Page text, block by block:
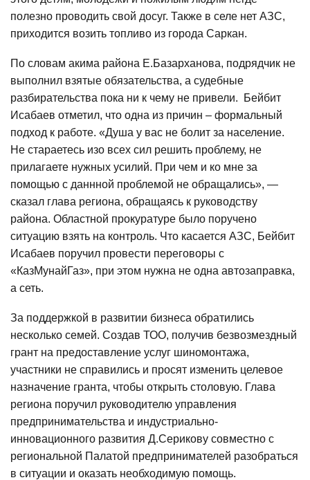
полезно проводить свой досуг. Также в селе нет АЗС,
приходится возить топливо из города Саркан.
По словам акима района Е.Базарханова, подрядчик не
выполнил взятые обязательства, а судебные
разбирательства пока ни к чему не привели. Бейбит
Исабаев отметил, что одна из причин – формальный
подход к работе. «Душа у вас не болит за население.
Не стараетесь изо всех сил решить проблему, не
прилагаете нужных усилий. При чем и ко мне за
помощью с даннной проблемой не обращались», —
сказал глава региона, обращаясь к руководству
района. Областной прокуратуре было поручено
ситуацию взять на контроль. Что касается АЗС, Бейбит
Исабаев поручил провести переговоры с
«КазМунайГаз», при этом нужна не одна автозаправка,
а сеть.
За поддержкой в развитии бизнеса обратились
несколько семей. Создав ТОО, получив безвозмездный
грант на предоставление услуг шиномонтажа,
участники не справились и просят изменить целевое
назначение гранта, чтобы открыть столовую. Глава
региона поручил руководителю управления
предпринимательства и индустриально-
инновационного развития Д.Серикову совместно с
региональной Палатой предпринимателей разобраться
в ситуации и оказать необходимую помощь.